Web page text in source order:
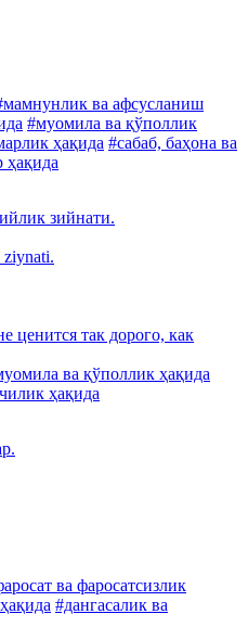
ва афсусланиш
#муомила ва қўполлик
ҳақида #сабаб, баҳона ва
ҳақида
зийнати.
ценится так дорого, как
ва қўполлик ҳақида
ҳақида
ва фаросатсизлик
#дангасалик ва